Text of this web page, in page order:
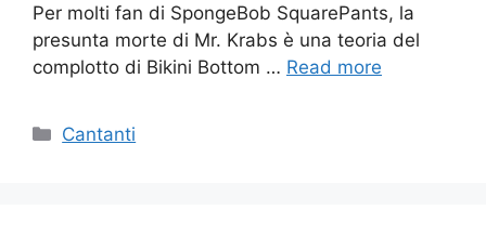
Per molti fan di SpongeBob SquarePants, la
presunta morte di Mr. Krabs è una teoria del
complotto di Bikini Bottom … Read more
Categories
Cantanti